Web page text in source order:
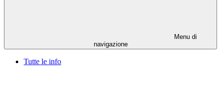
Menu di
navigazione
Tutte le info